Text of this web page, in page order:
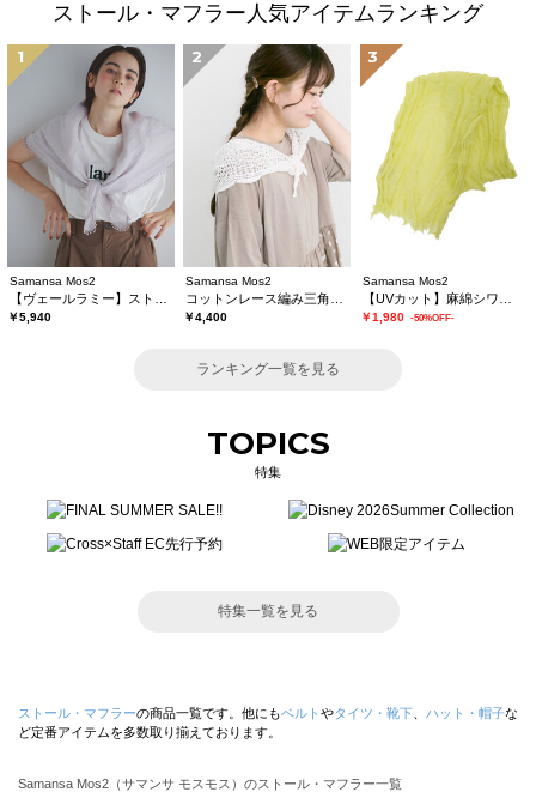
ストール・マフラー人気アイテムランキング
1
Samansa Mos2
￥5,940
2
Samansa Mos2
￥4,400
3
Samansa Mos2
￥1,980 -50%OFF-
ランキング一覧を見る
TOPICS
特集
特集一覧を見る
ストール・マフラーの商品一覧です。他にもベルト やタイツ・靴下 ハット・帽子な
ど定番アイテムを多数取り揃えております。
Samansa Mos2（サマンサ モスモス）のストール・マフラー一覧